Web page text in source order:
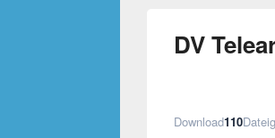
DV
Download110